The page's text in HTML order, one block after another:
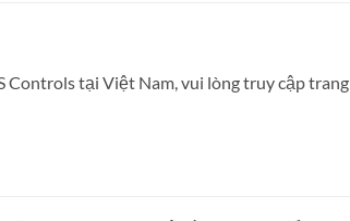
Controls tại Việt Nam, vui lòng truy cập trang